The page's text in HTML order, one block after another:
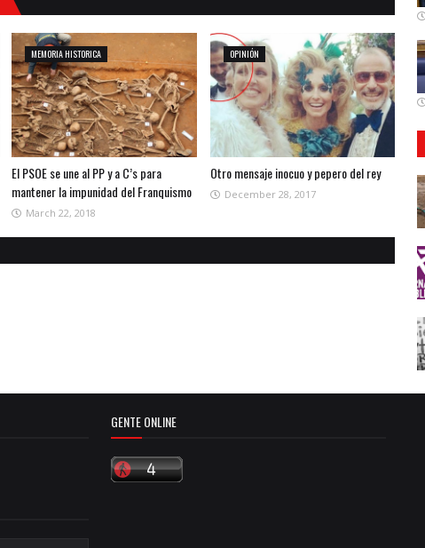
MEMORIA HISTORICA
El PSOE se une al PP y a C’s para
mantener la impunidad del Franquismo
March 22, 2018
OPINIÓN
Otro mensaje inocuo y pepero del rey
December 28, 2017
GENTE ONLINE